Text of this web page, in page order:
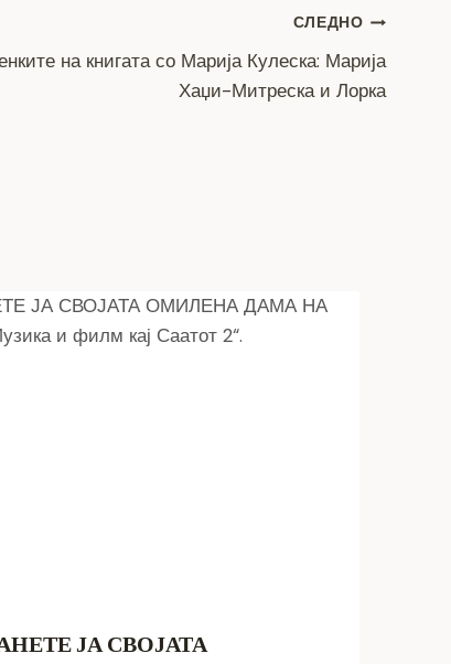
СЛЕДНО
на книгата со Марија Кулеска: Марија
Хаџи-Митреска и Лорка
ЈА СВОЈАТА